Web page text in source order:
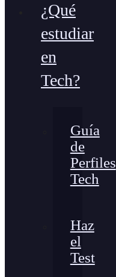
¿Qué
estudiar
en
Tech?
Guía
de
Perfiles
Tech
Haz
el
Test